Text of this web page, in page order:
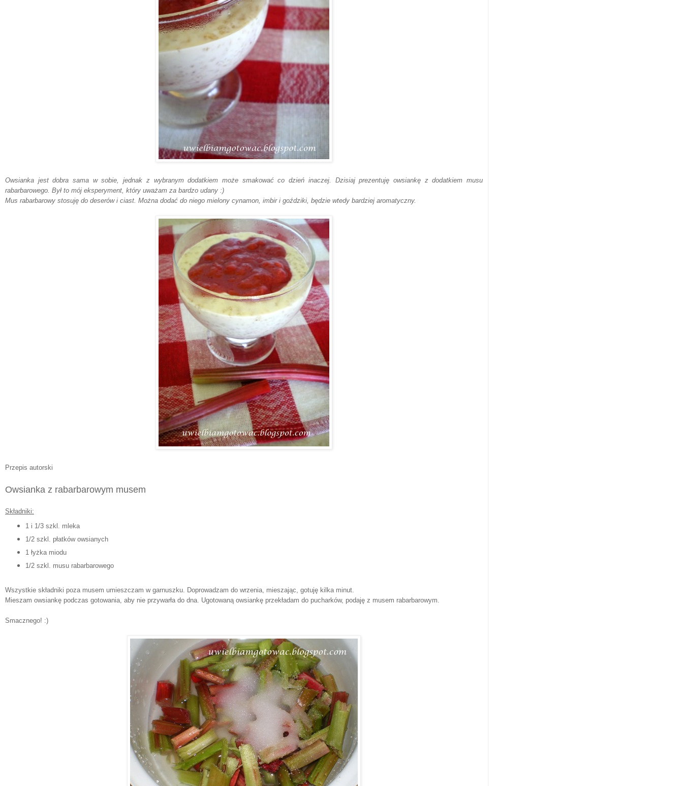
Owsianka jest dobra sama w sobie, jednak z wybranym dodatkiem może smakować co dzień inaczej. Dzisiaj prezentuję owsiankę z dodatkiem musu
rabarbarowego. Był to mój eksperyment, który uważam za bardzo udany :)
Mus rabarbarowy stosuję do deserów i ciast. Można dodać do niego mielony cynamon, imbir i goździki, będzie wtedy bardziej aromatyczny.
Przepis autorski
Owsianka z rabarbarowym musem
Składniki:
1 i 1/3 szkl. mleka
1/2 szkl. płatków owsianych
1 łyżka miodu
1/2 szkl. musu rabarbarowego
Wszystkie składniki poza musem umieszczam w garnuszku. Doprowadzam do wrzenia, mieszając, gotuję kilka minut.
Mieszam owsiankę podczas gotowania, aby nie przywarła do dna. Ugotowaną owsiankę przekładam do pucharków, podaję z musem rabarbarowym.
Smacznego! :)